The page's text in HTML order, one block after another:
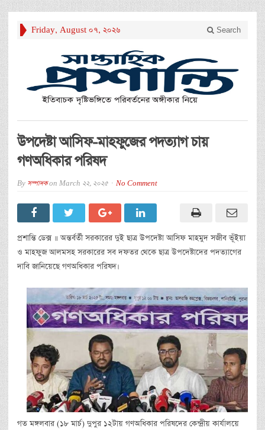
Friday, August 07, 2026 Search
উপদেষ্টা আসিফ-মাহফুজের পদত্যাগ চায়
গণঅধিকার পরিষদ
By সম্পাদকon March 22, 2025 No Comment
প্রশান্তি ডেক্স ॥ অন্তর্বর্তী সরকারের দুই ছাত্র উপদেষ্টা আসিফ মাহমুদ সজীব ভূঁইয়া
ও মাহফুজ আলমসহ সরকারের সব দফতর থেকে ছাত্র উপদেষ্টাদের পদত্যাগের
দাবি জানিয়েছে গণঅধিকার পরিষদ।
গত মঙ্গলবার (১৮ মার্চ) দুপুর ১২টায় গণঅধিকার পরিষদের কেন্দ্রীয় কার্যালয়ে